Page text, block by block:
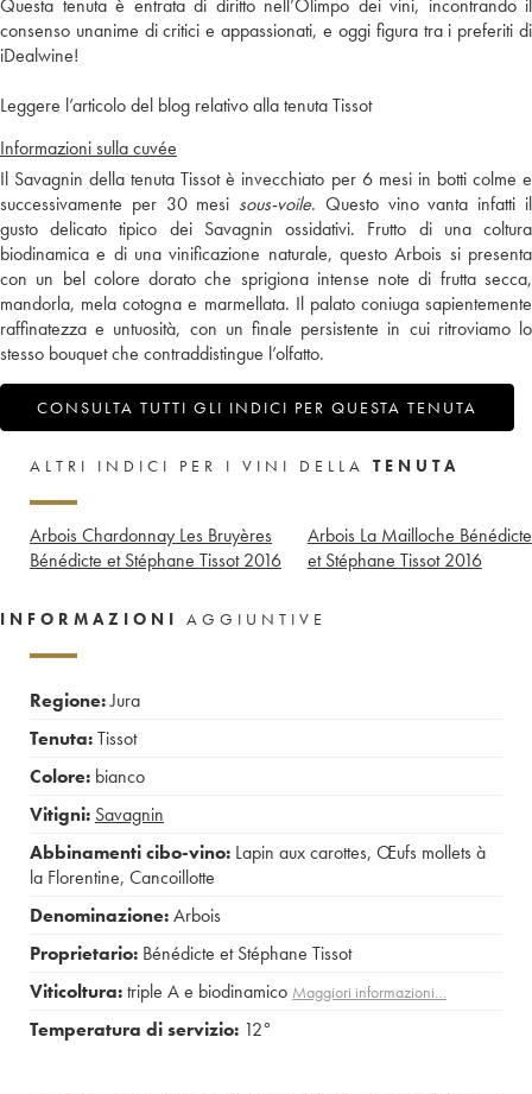
Questa tenuta è entrata di diritto nell’Olimpo dei vini, incontrando il
consenso unanime di critici e appassionati, e oggi figura tra i preferiti di
iDealwine!
Leggere l’articolo del blog relativo alla tenuta Tissot
Informazioni sulla cuvée
Il Savagnin della tenuta Tissot è invecchiato per 6 mesi in botti colme e
successivamente per 30 mesi sous-voile. Questo vino vanta infatti il
gusto delicato tipico dei Savagnin ossidativi. Frutto di una coltura
biodinamica e di una vinificazione naturale, questo Arbois si presenta
con un bel colore dorato che sprigiona intense note di frutta secca,
mandorla, mela cotogna e marmellata. Il palato coniuga sapientemente
raffinatezza e untuosità, con un finale persistente in cui ritroviamo lo
stesso bouquet che contraddistingue l’olfatto.
CONSULTA TUTTI GLI INDICI PER QUESTA TENUTA
ALTRI INDICI PER I VINI DELLA TENUTA
Arbois Chardonnay Les Bruyères
Bénédicte et Stéphane Tissot 2016
Arbois La Mailloche Bénédicte
et Stéphane Tissot 2016
INFORMAZIONI AGGIUNTIVE
Regione:Jura
Tenuta:Tissot
Colore: bianco
Vitigni: Savagnin
Abbinamenti cibo-vino: Lapin aux carottes, Œufs mollets à
la Florentine, Cancoillotte
Denominazione:Arbois
Proprietario: Bénédicte et Stéphane Tissot
Viticoltura:triple A e biodinamico Maggiori informazioni…
Temperatura di servizio: 12°